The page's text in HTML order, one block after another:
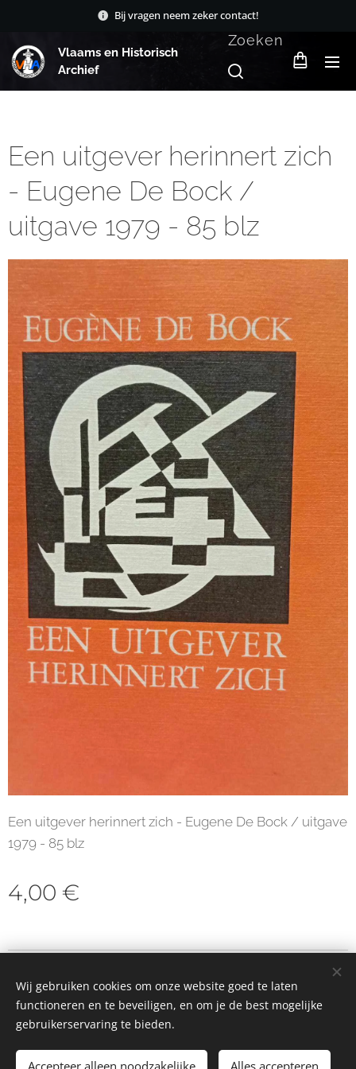
Bij vragen neem zeker contact!
Vlaams en Historisch
Archief
Zoeken
Een uitgever herinnert zich
- Eugene De Bock /
uitgave 1979 - 85 blz
Een uitgever herinnert zich - Eugene De Bock / uitgave
1979 - 85 blz
4,00 €
Toevoegen aan de winkelwagen
Cookies
Wij gebruiken cookies om onze website goed te laten
functioneren en te beveiligen, en om je de best mogelijke
gebruikerservaring te bieden.
Accepteer alleen noodzakelijke Alles accepteren